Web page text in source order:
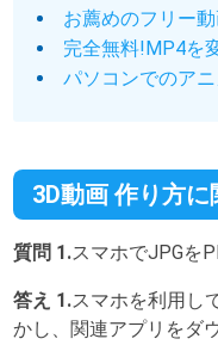
お薦めのフリー
完全無料!MP4を
パソコンでのア
3D動画 作り方に
質問 1.スマホでJPGを
答え 1.スマホを利用し
かし、関連アプリをダ